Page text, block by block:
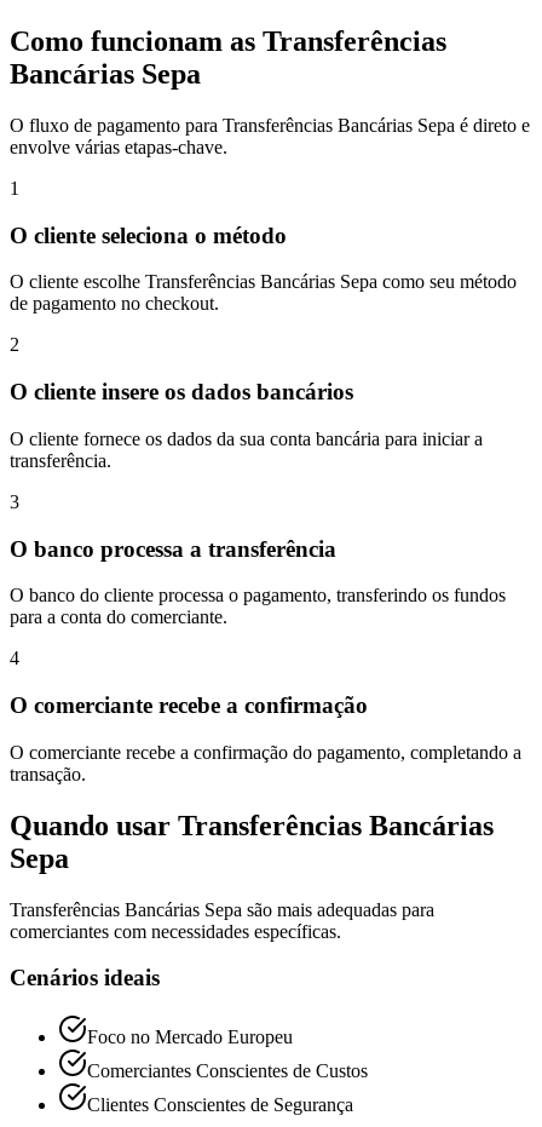
Como funcionam as Transferências
Bancárias Sepa
O fluxo de pagamento para Transferências Bancárias Sepa é direto e
envolve várias etapas-chave.
1
O cliente seleciona o método
O cliente escolhe Transferências Bancárias Sepa como seu método
de pagamento no checkout.
2
O cliente insere os dados bancários
O cliente fornece os dados da sua conta bancária para iniciar a
transferência.
3
O banco processa a transferência
O banco do cliente processa o pagamento, transferindo os fundos
para a conta do comerciante.
4
O comerciante recebe a confirmação
O comerciante recebe a confirmação do pagamento, completando a
transação.
Quando usar Transferências Bancárias
Sepa
Transferências Bancárias Sepa são mais adequadas para
comerciantes com necessidades específicas.
Cenários ideais
Foco no Mercado Europeu
Comerciantes Conscientes de Custos
Clientes Conscientes de Segurança